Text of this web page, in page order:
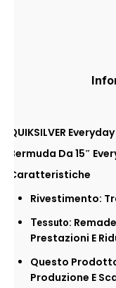
QUIKSILVER
Bermuda Da 15″
Caratteristiche
Rivestimento:
Tessuto:
Prestazioni E
Questo
Produzione E